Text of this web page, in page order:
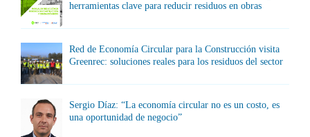
herramientas clave para reducir residuos en obras
Red de Economía Circular para la Construcción visita
Greenrec: soluciones reales para los residuos del sector
Sergio Díaz: “La economía circular no es un costo, es
una oportunidad de negocio”